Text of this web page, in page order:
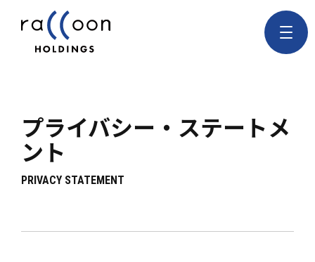
プライバシー・ステートメ
ント
PRIVACY STATEMENT